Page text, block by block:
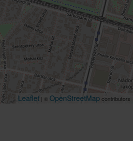
Leaflet | ©OpenStreetMap contributors